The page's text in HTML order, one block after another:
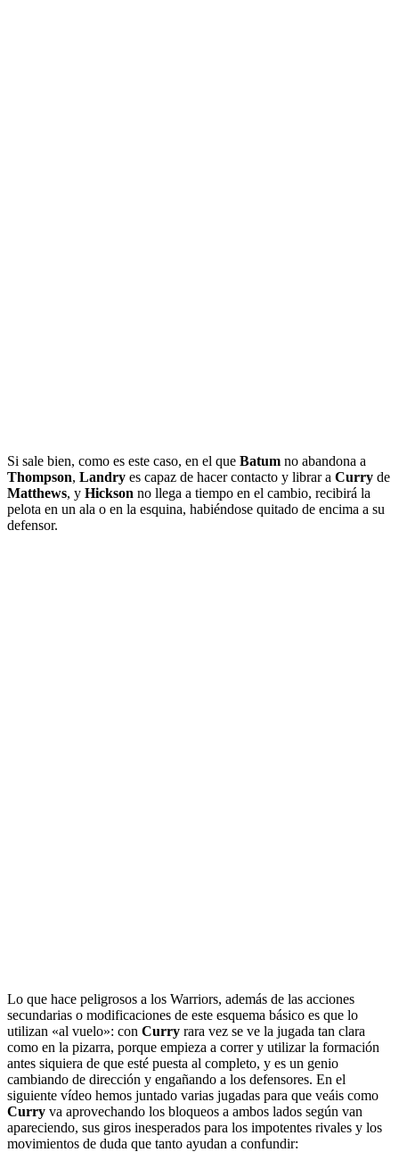
Si sale bien, como es este caso, en el que Batum no abandona a
Thompson, Landry es capaz de hacer contacto y librar a Curry de
Matthews, y Hickson no llega a tiempo en el cambio, recibirá la
pelota en un ala o en la esquina, habiéndose quitado de encima a su
defensor.
Lo que hace peligrosos a los Warriors, además de las acciones
secundarias o modificaciones de este esquema básico es que lo
utilizan «al vuelo»: con Curry rara vez se ve la jugada tan clara
como en la pizarra, porque empieza a correr y utilizar la formación
antes siquiera de que esté puesta al completo, y es un genio
cambiando de dirección y engañando a los defensores. En el
siguiente vídeo hemos juntado varias jugadas para que veáis como
Curry va aprovechando los bloqueos a ambos lados según van
apareciendo, sus giros inesperados para los impotentes rivales y los
movimientos de duda que tanto ayudan a confundir: